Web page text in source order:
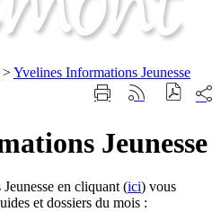
>Yvelines Informations Jeunesse
ImprimerGénérer
RSS
sur
Jeunesse
en cliquant (ici) vous
et dossiers du mois :